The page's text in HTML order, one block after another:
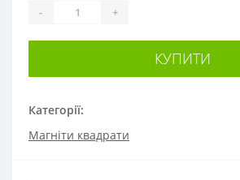
Категорії:
Магніти квадрати
- +
КУПИТИ